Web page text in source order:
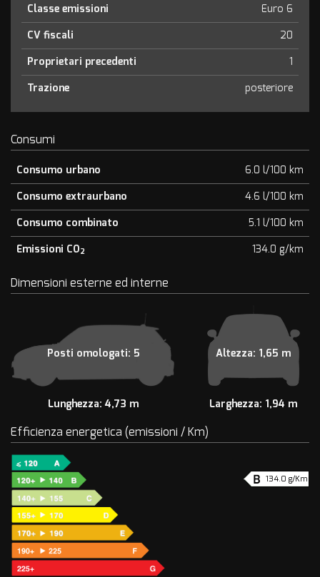
Classe emissioni
Euro 6
CV fiscali
20
Proprietari precedenti
1
Trazione
posteriore
Consumi
Consumo urbano
6.0 l/100 km
Consumo extraurbano
4.6 l/100 km
Consumo combinato
5.1 l/100 km
Emissioni CO2 134.0 g/km
Dimensioni esterne ed interne
Posti omologati: 5
Lunghezza: 4,73 m
Altezza: 1,65 m
Larghezza: 1,94 m
Efficienza energetica (emissioni / Km)
134.0 g/Km